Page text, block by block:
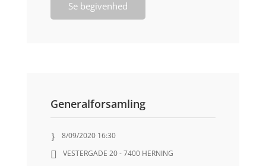
Se begivenhed
Generalforsamling
8/09/2020 16:30
VESTERGADE 20 - 7400 HERNING